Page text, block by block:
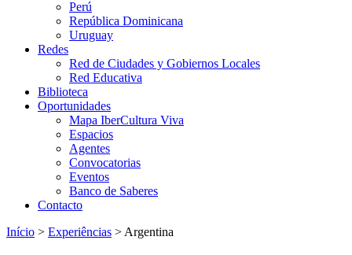
Perú
República Dominicana
Uruguay
Redes
Red de Ciudades y Gobiernos Locales
Red Educativa
Biblioteca
Oportunidades
Mapa IberCultura Viva
Espacios
Agentes
Convocatorias
Eventos
Banco de Saberes
Contacto
Início > Experiências > Argentina